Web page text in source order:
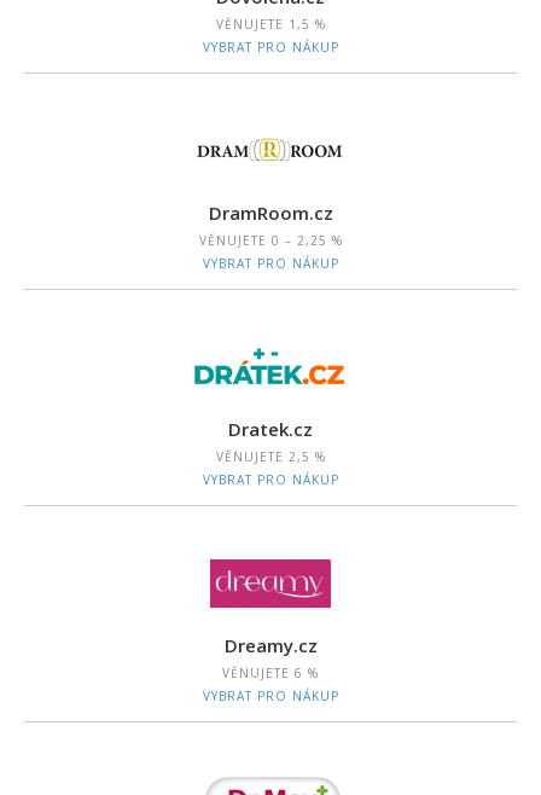
VĚNUJETE 1,5 %
VYBRAT PRO NÁKUP
DramRoom.cz
VĚNUJETE 0 – 2,25 %
VYBRAT PRO NÁKUP
Dratek.cz
VĚNUJETE 2,5 %
VYBRAT PRO NÁKUP
Dreamy.cz
VĚNUJETE 6 %
VYBRAT PRO NÁKUP